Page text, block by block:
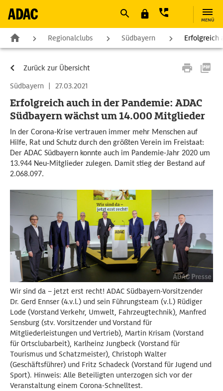
MENÜ
Regionalclubs Südbayern Erfolgreich
Zurück zur Übersicht
Südbayern | 27.03.2021
Erfolgreich auch in der Pandemie: ADAC
Südbayern wächst um 14.000 Mitglieder
In der Corona-Krise vertrauen immer mehr Menschen auf
Hilfe, Rat und Schutz durch den größten Verein im Freistaat:
Der ADAC Südbayern konnte auch im Pandemie-Jahr 2020 um
13.944 Neu-Mitglieder zulegen. Damit stieg der Bestand auf
2.068.097.
Wir sind da – jetzt erst recht! ADAC Südbayern-Vorsitzender
Dr. Gerd Ennser (4.v.l.) und sein Führungsteam (v.l.) Rüdiger
Lode (Vorstand Verkehr, Umwelt, Fahrzeugtechnik), Manfred
Sensburg (stv. Vorsitzender und Vorstand für
Mitgliederleistungen und Vertrieb), Martin Krisam (Vorstand
für Ortsclubarbeit), Karlheinz Jungbeck (Vorstand für
Tourismus und Schatzmeister), Christoph Walter
(Geschäftsführer) und Fritz Schadeck (Vorstand für Jugend und
Sport). Hinweis: Alle Beteiligten unterzogen sich vor der
Veranstaltung einem Corona-Schnelltest.